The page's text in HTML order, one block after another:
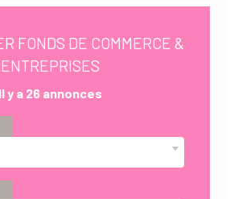
FONDS DE COMMERCE &
ENTREPRISES
Il y a 26 annonces